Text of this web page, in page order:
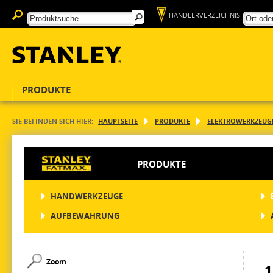
HÄNDLERVERZEICHNIS
PRODUKTE
SIE BEFINDEN SICH HIER: HAUPTSEITE PRODUKTE
PRODUKTE
HANDWERKZEUGE
AUFBEWAHRUNG
Zoom